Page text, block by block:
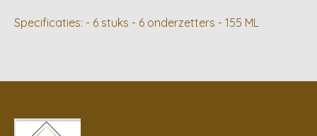
Specificaties: - 6 stuks - 6 onderzetters - 155 ML